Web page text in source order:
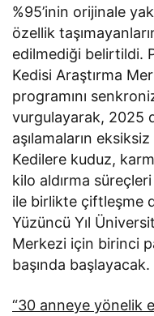
%95’inin orijinale
özellik
edilmediği belirtildi.
Kedisi Araştırma
programını
vurgulayarak, 2025
aşılamaların
Kedilere kuduz,
kilo aldırma
ile birlikte çiftleşme
Yüzüncü Yıl
Merkezi için birinci
başında başlayacak.
“30 anneye yönelik